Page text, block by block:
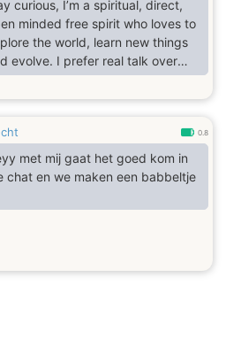
I’m a spiritual, direct,
minded free spirit who loves to
the world, learn new things
evolve. I prefer real talk over
talk. I don’t like the
0.8
met mij gaat het goed kom in
chat en we maken een babbeltje